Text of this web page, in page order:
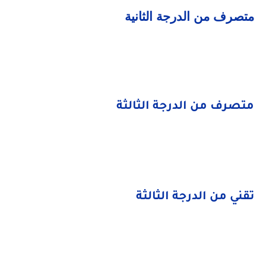
متصرف من الدرجة الثانية
متصرف من الدرجة الثالثة
تقني من الدرجة الثالثة